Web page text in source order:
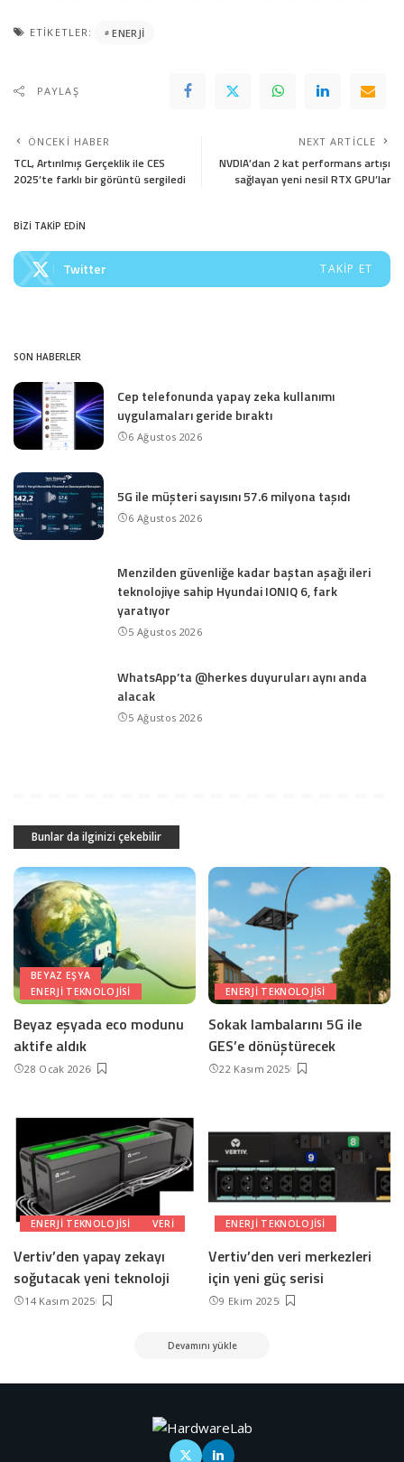
ETIKETLER: ENERJI
PAYLAŞ
ÖNCEKI HABER
TCL, Artırılmış Gerçeklik ile CES
2025’te farklı bir görüntü sergiledi
NEXT ARTICLE
NVDIA’dan 2 kat performans artışı
sağlayan yeni nesil RTX GPU’lar
BİZİ TAKİP EDİN
Twitter TAKIP ET
SON HABERLER
Cep telefonunda yapay zeka kullanımı
uygulamaları geride bıraktı
6 Ağustos 2026
5G ile müşteri sayısını 57.6 milyona taşıdı
6 Ağustos 2026
Menzilden güvenliğe kadar baştan aşağı ileri
teknolojiye sahip Hyundai IONIQ 6, fark
yaratıyor
5 Ağustos 2026
WhatsApp’ta @herkes duyuruları aynı anda
alacak
5 Ağustos 2026
Bunlar da ilginizi çekebilir
BEYAZ EŞYA
ENERJI TEKNOLOJISI
Beyaz eşyada eco modunu
aktife aldık
28 Ocak 2026
ENERJI TEKNOLOJISI
Sokak lambalarını 5G ile
GES’e dönüştürecek
22 Kasım 2025
ENERJI TEKNOLOJISI VERI
Vertiv’den yapay zekayı
soğutacak yeni teknoloji
14 Kasım 2025
ENERJI TEKNOLOJISI
Vertiv’den veri merkezleri
için yeni güç serisi
9 Ekim 2025
Devamını yükle